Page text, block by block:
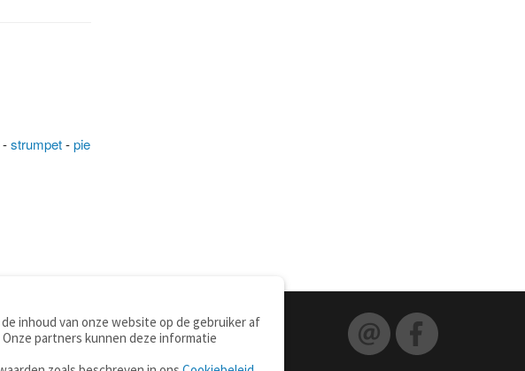
-strumpet-pie
- Engels
- Duits
inhoud van onze website op de gebruiker af
partners kunnen deze informatie